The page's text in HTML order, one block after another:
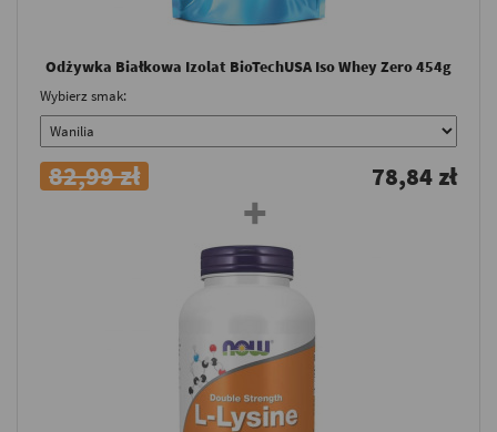
Odżywka Białkowa Izolat BioTechUSA Iso Whey Zero 454g
Wybierz smak:
82,99 zł 78,84 zł